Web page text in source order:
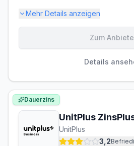
Mehr Details anzeigen
flexibel, täglich
kündbar
MINDESTEINLAGE
1 €
Zum
Details
UnitPlus
UnitPlus
3,2
Dauerzins